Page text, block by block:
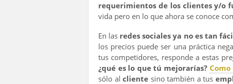
requerimientos de los clientes y/o
vida pero en lo que ahora se conoce
En las redes sociales ya no es tan
los precios puede ser una práctica
tus competidores, responde a estas
¿qué es lo que tú mejorarías?
sólo alcliente sino también a tus